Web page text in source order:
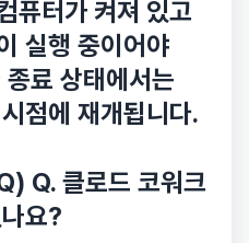
퓨터가 켜져 있고
실행 중이어야
료 상태에서는
점에 재개됩니다.
Q. 클로드 코워크
요?